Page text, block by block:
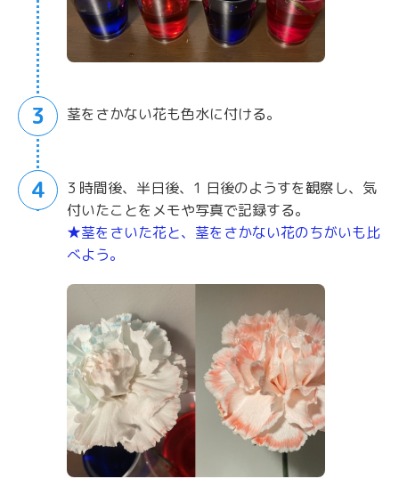
3 茎をさかない花も色水に付ける。
4
3 時間後、半日後、1 日後のようすを観察し、気
付いたことをメモや写真で記録する。
★茎をさいた花と、茎をさかない花のちがいも比
べよう。